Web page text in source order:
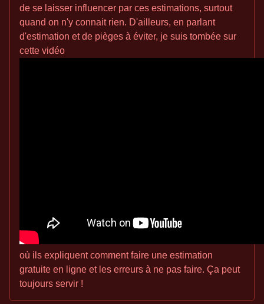
de se laisser influencer par ces estimations, surtout
quand on n'y connait rien. D'ailleurs, en parlant
d'estimation et de pièges à éviter, je suis tombée sur
cette vidéo
où ils expliquent comment faire une estimation
gratuite en ligne et les erreurs à ne pas faire. Ça peut
toujours servir !